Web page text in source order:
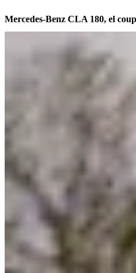
Mercedes-Benz CLA 180, el